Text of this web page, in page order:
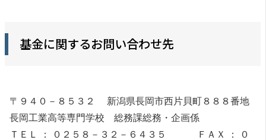
基金に関するお問い合わせ先
〒９４０－８５３２ 新潟県長岡市西片貝町８８８番地
長岡工業高等専門学校 総務課総務・企画係
ＴＥＬ ： ０２５８－３２－６４３５ ＦＡＸ ： ０